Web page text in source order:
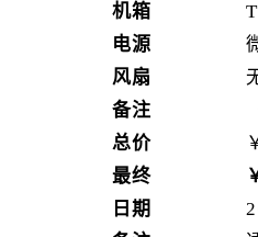
机箱
电源
风扇
备注
总价
最终
日期